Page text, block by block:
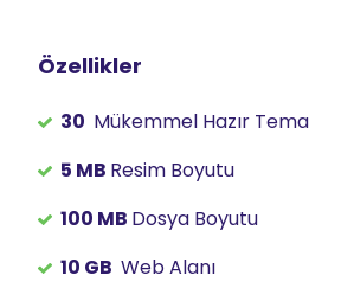
Özellikler
30 Mükemmel Hazır Tema
5 MB Resim Boyutu
100 MB Dosya Boyutu
10 GB Web Alanı